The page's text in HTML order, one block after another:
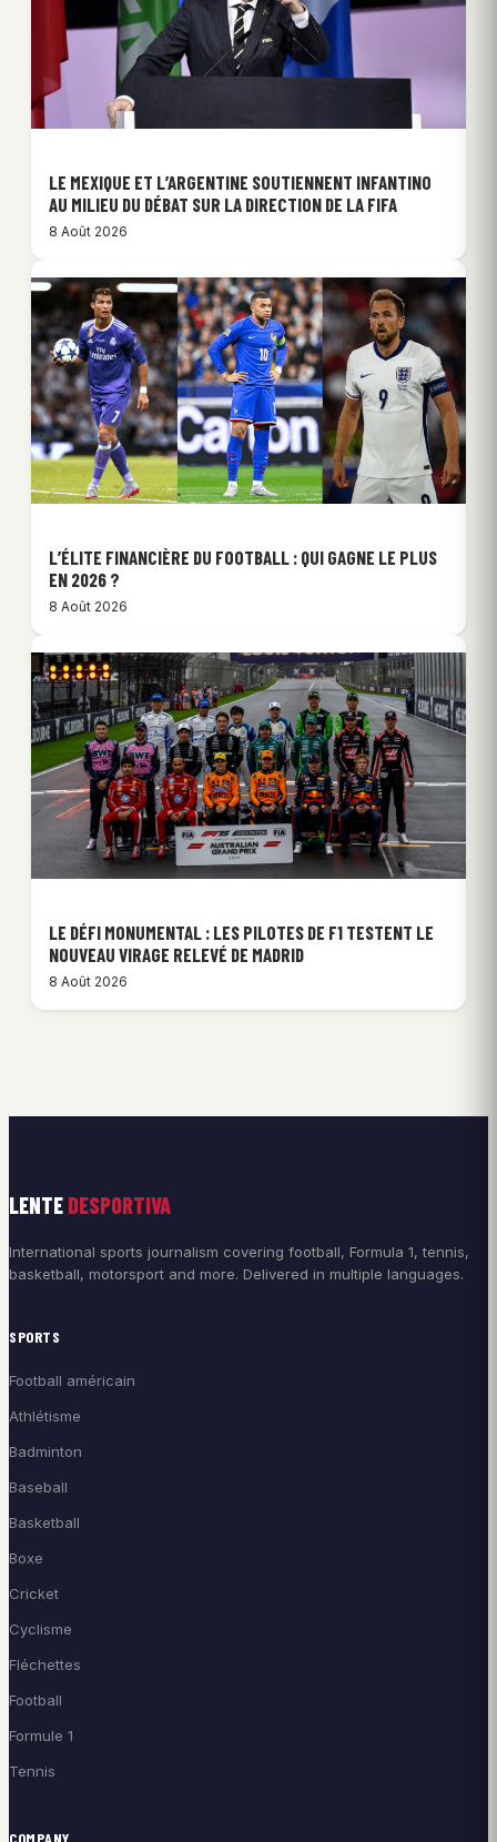
LE MEXIQUE ET L’ARGENTINE SOUTIENNENT INFANTINO
AU MILIEU DU DÉBAT SUR LA DIRECTION DE LA FIFA
8 Août 2026
L’ÉLITE FINANCIÈRE DU FOOTBALL : QUI GAGNE LE PLUS
EN 2026 ?
8 Août 2026
LE DÉFI MONUMENTAL : LES PILOTES DE F1 TESTENT LE
NOUVEAU VIRAGE RELEVÉ DE MADRID
8 Août 2026
LENTE DESPORTIVA
International sports journalism covering football, Formula 1, tennis,
basketball, motorsport and more. Delivered in multiple languages.
SPORTS
Football américain
Athlétisme
Badminton
Baseball
Basketball
Boxe
Cricket
Cyclisme
Fléchettes
Football
Formule 1
Tennis